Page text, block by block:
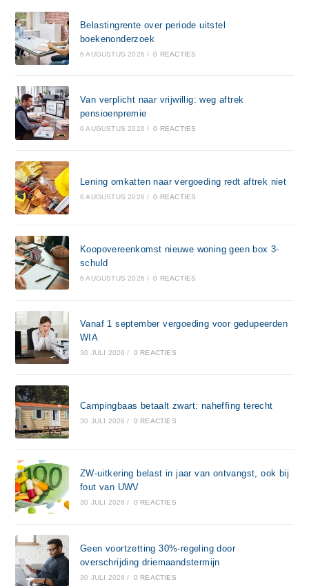
Belastingrente over periode uitstel
boekenonderzoek
6 AUGUSTUS 2026 / 0 REACTIES
Van verplicht naar vrijwillig: weg aftrek
pensioenpremie
6 AUGUSTUS 2026 / 0 REACTIES
Lening omkatten naar vergoeding redt aftrek niet
6 AUGUSTUS 2026 / 0 REACTIES
Koopovereenkomst nieuwe woning geen box 3-
schuld
6 AUGUSTUS 2026 / 0 REACTIES
Vanaf 1 september vergoeding voor gedupeerden
WIA
30 JULI 2026 / 0 REACTIES
Campingbaas betaalt zwart: naheffing terecht
30 JULI 2026 / 0 REACTIES
ZW-uitkering belast in jaar van ontvangst, ook bij
fout van UWV
30 JULI 2026 / 0 REACTIES
Geen voortzetting 30%-regeling door
overschrijding driemaandstermijn
30 JULI 2026 / 0 REACTIES